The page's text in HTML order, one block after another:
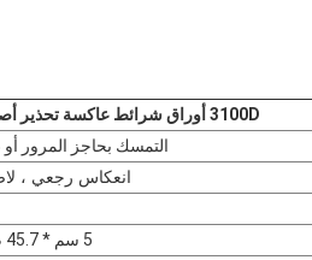
3100D أوراق شرائط عاكسة تحذير أصفر أسود
التمسك بحاجز المرور
انعكاس رجعي ،
5 سم * 45.7 م أو قطع حسب حاجتك